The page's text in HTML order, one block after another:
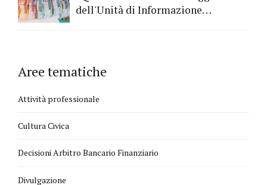
dell'Unità di Informazione
Aree tematiche
Attività professionale
Cultura Civica
Decisioni Arbitro Bancario Finanziario
Divulgazione